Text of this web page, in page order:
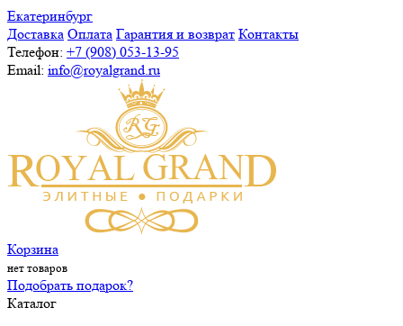
Екатеринбург
Доставка Оплата Гарантия и возврат Контакты
Телефон: +7 (908) 053-13-95
Email: info@royalgrand.ru
Корзина
нет товаров
Подобрать подарок?
Каталог